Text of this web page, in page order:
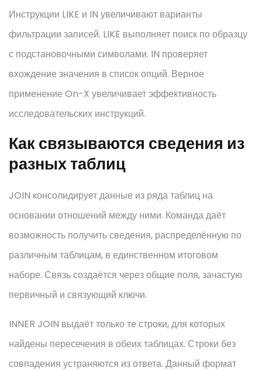
Инструкции LIKE и IN увеличивают варианты
фильтрации записей. LIKE выполняет поиск по образцу
с подстановочными символами. IN проверяет
вхождение значения в список опций. Верное
применение On-X увеличивает эффективность
исследовательских инструкций.
Как связываются сведения из
разных таблиц
JOIN консолидирует данные из ряда таблиц на
основании отношений между ними. Команда даёт
возможность получить сведения, распределённую по
различным таблицам, в единственном итоговом
наборе. Связь создаётся через общие поля, зачастую
первичный и связующий ключи.
INNER JOIN выдаёт только те строки, для которых
найдены пересечения в обеих таблицах. Строки без
совпадения устраняются из ответа. Данный формат